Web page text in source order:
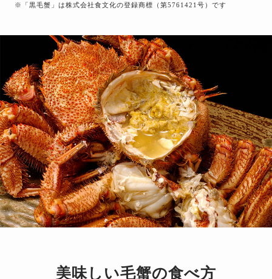
※「黒毛蟹」は株式会社食文化の登録商標（第5761421号）です
美味しい毛蟹の食べ方